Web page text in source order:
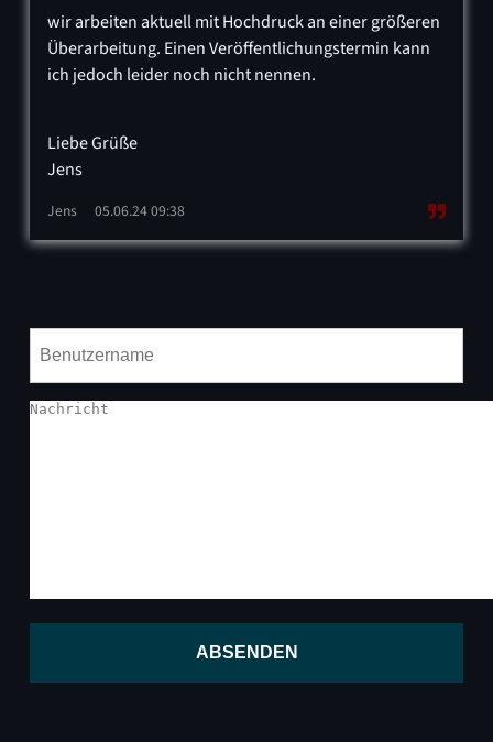
wir arbeiten aktuell mit Hochdruck an einer größeren
Überarbeitung. Einen Veröffentlichungstermin kann
ich jedoch leider noch nicht nennen.
Liebe Grüße
Jens
Jens 05.06.24 09:38
ABSENDEN